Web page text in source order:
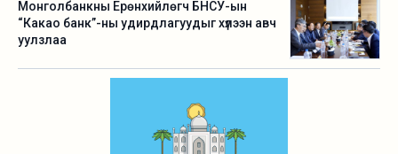
Монголбанкны Ерөнхийлөгч БНСУ-ын
“Какао банк”-ны удирдлагуудыг хүлээн авч
уулзлаа